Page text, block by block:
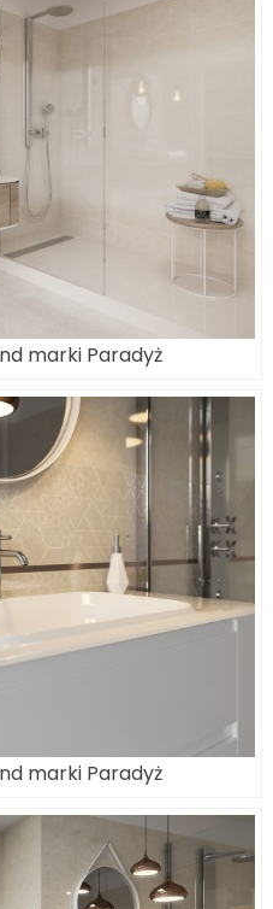
marki Paradyż
marki Paradyż